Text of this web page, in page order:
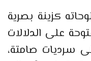
كزينة بصرية
على الدلالات
سرديات صامتة،